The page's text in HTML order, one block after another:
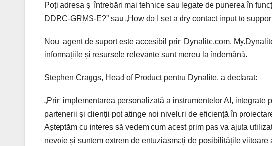
Poți adresa și întrebări mai tehnice sau legate de punerea în
DDRC-GRMS-E?” sau „How do I set a dry contact input to
Noul agent de suport este accesibil prin Dynalite.com,
informațiile și resursele relevante sunt mereu la îndemână.
Stephen Craggs, Head of Product pentru Dynalite, a declarat:
„Prin implementarea personalizată a instrumentelor AI, integrate
partenerii și clienții pot atinge noi niveluri de eficiență în
Așteptăm cu interes să vedem cum acest prim pas va ajuta
nevoie și suntem extrem de entuziasmați de posibilitățile viitoare